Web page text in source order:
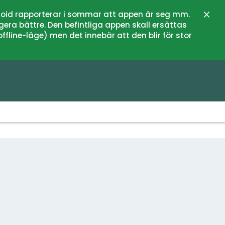
rapporterar i sommar att appen är seg mm.
bättre. Den befintliga appen skall ersättas
läge) men det innebär att den blir för stor